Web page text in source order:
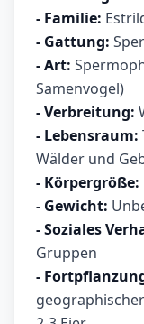
- Familie:
- Gattung:
- Art:
Samenvogel)
- Verbreitung:
- Lebensraum:
Wälder und
- Körpergröße:
- Gewicht:
- Soziales
Gruppen
-